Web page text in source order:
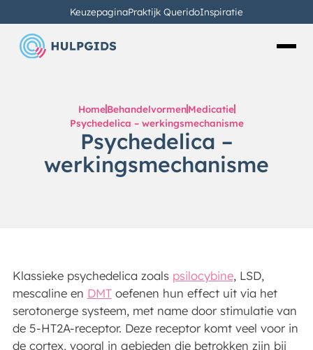
KeuzepaginaPraktijk QueridoInspiratie
Home Behandelvormen Medicatie
Psychedelica – werkingsmechanisme
Psychedelica –
werkingsmechanisme
Klassieke psychedelica zoals psilocybine, LSD,
mescaline en DMToefenen hun effect uit via het
serotonerge systeem, met name door stimulatie van
de 5-HT2A-receptor. Deze receptor komt veel voor in
de cortex, vooral in gebieden die betrokken zijn bij